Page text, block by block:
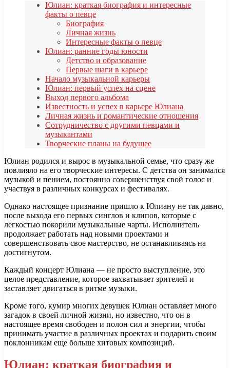
Юлиан: краткая биография и интересные
факты о певце
Биография
Личная жизнь
Интересные факты о певце
Юлиан: ранние годы юности
Детство и образование
Первые шаги в карьере
Начало музыкальной карьеры
Юлиан: первый успех на сцене
Выход первого альбома
Известность и успех в карьере Юлиана
Личная жизнь и романтические отношения
Сотрудничество с другими певцами и
музыкантами
Творческие планы на будущее
Юлиан родился и вырос в музыкальной семье, что сразу же
повлияло на его творческие интересы. С детства он занимался
музыкой и пением, постоянно совершенствуя свой голос и
участвуя в различных конкурсах и фестивалях.
Однако настоящее признание пришло к Юлиану не так давно,
после выхода его первых синглов и клипов, которые с
легкостью покорили музыкальные чарты. Исполнитель
продолжает работать над новыми проектами и
совершенствовать свое мастерство, не останавливаясь на
достигнутом.
Каждый концерт Юлиана — не просто выступление, это
целое представление, которое захватывает зрителей и
заставляет двигаться в ритме музыки.
Кроме того, кумир многих девушек Юлиан оставляет много
загадок в своей личной жизни, но известно, что он в
настоящее время свободен и полон сил и энергии, чтобы
принимать участие в различных проектах и подарить своим
поклонникам еще больше хитовых композиций.
Юлиан: краткая биография и